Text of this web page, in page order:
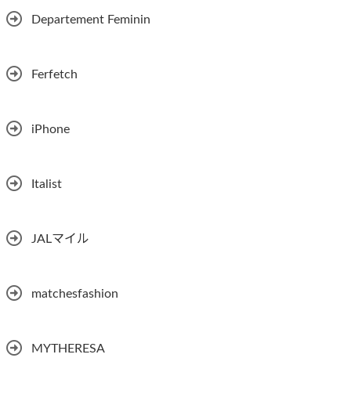
Departement Feminin
Ferfetch
iPhone
Italist
JALマイル
matchesfashion
MYTHERESA